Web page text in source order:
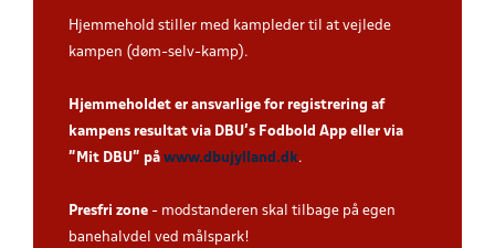
Hjemmehold stiller med kampleder til at vejlede
kampen (døm-selv-kamp).
Hjemmeholdet er ansvarlige for registrering af
kampens resultat via DBU’s Fodbold App eller via
”Mit DBU” på www.dbujylland.dk.
Presfri zone - modstanderen skal tilbage på egen
banehalvdel ved målspark!